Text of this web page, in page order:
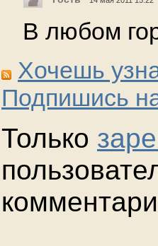
В любом
Хочешь
Подпишись
Только